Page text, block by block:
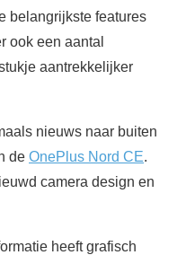
belangrijkste features
ook een aantal
aantrekkelijker
nieuws naar buiten
de OnePlus Nord CE.
camera design en
heeft grafisch